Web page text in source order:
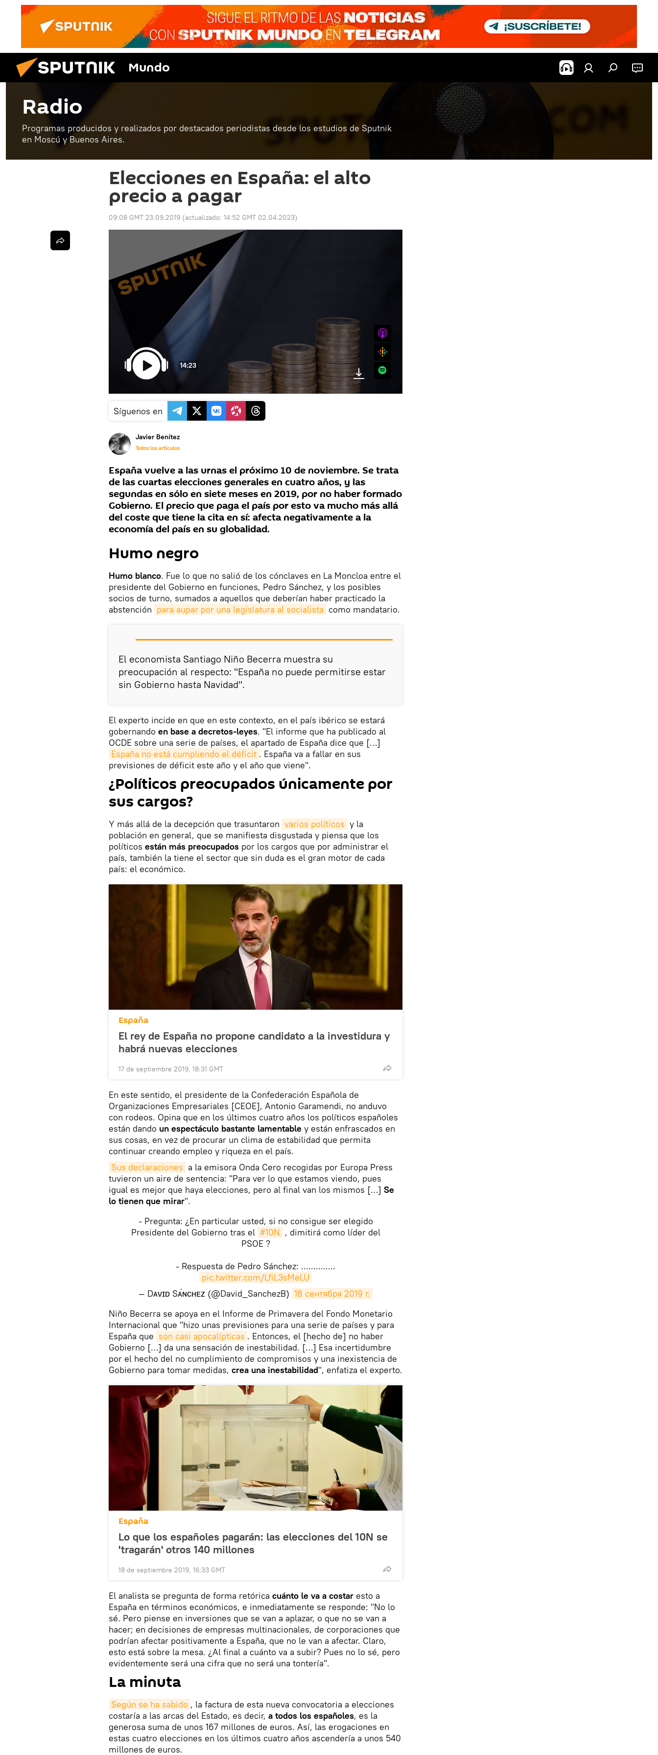
Mundo
Radio
Programas producidos y realizados por destacados periodistas desde los estudios de Sputnik
en Moscú y Buenos Aires.
Elecciones en España: el alto
precio a pagar
09:08 GMT 23.09.2019 (actualizado: 14:52 GMT 02.04.2023)
14:23
iTunes
Google
Spotify
Síguenos en
Javier Benítez
Todos los artículos
España vuelve a las urnas el próximo 10 de noviembre. Se trata
de las cuartas elecciones generales en cuatro años, y las
segundas en sólo en siete meses en 2019, por no haber formado
Gobierno. El precio que paga el país por esto va mucho más allá
del coste que tiene la cita en sí: afecta negativamente a la
economía del país en su globalidad.
Humo negro
Humo blanco. Fue lo que no salió de los cónclaves en La Moncloa entre el
presidente del Gobierno en funciones, Pedro Sánchez, y los posibles
socios de turno, sumados a aquellos que deberían haber practicado la
abstención para aupar por una legislatura al socialista como mandatario.
El economista Santiago Niño Becerra muestra su
preocupación al respecto: "España no puede permitirse estar
sin Gobierno hasta Navidad".
El experto incide en que en este contexto, en el país ibérico se estará
gobernando en base a decretos-leyes. "El informe que ha publicado al
OCDE sobre una serie de países, el apartado de España dice que […]
España no está cumpliendo el déficit . España va a fallar en sus
previsiones de déficit este año y el año que viene".
¿Políticos preocupados únicamente por
sus cargos?
Y más allá de la decepción que trasuntaron varios políticos y la
población en general, que se manifiesta disgustada y piensa que los
políticos están más preocupados por los cargos que por administrar el
país, también la tiene el sector que sin duda es el gran motor de cada
país: el económico.
España
El rey de España no propone candidato a la investidura y
habrá nuevas elecciones
17 de septiembre 2019, 18:31 GMT
En este sentido, el presidente de la Confederación Española de
Organizaciones Empresariales [CEOE], Antonio Garamendi, no anduvo
con rodeos. Opina que en los últimos cuatro años los políticos españoles
están dando un espectáculo bastante lamentable y están enfrascados en
sus cosas, en vez de procurar un clima de estabilidad que permita
continuar creando empleo y riqueza en el país.
Sus declaraciones a la emisora Onda Cero recogidas por Europa Press
tuvieron un aire de sentencia: "Para ver lo que estamos viendo, pues
igual es mejor que haya elecciones, pero al final van los mismos […] Se
lo tienen que mirar".
- Pregunta: ¿En particular usted, si no consigue ser elegido
Presidente del Gobierno tras el #10N , dimitirá como líder del
PSOE ?
- Respuesta de Pedro Sánchez: ..............
pic.twitter.com/LfiL3sMeLU
— Dᴀᴠɪᴅ Sᴀ́ɴᴄʜᴇᴢ (@David_SanchezB) 18 сентября 2019 г.
Niño Becerra se apoya en el Informe de Primavera del Fondo Monetario
Internacional que "hizo unas previsiones para una serie de países y para
España que son casi apocalípticas . Entonces, el [hecho de] no haber
Gobierno […] da una sensación de inestabilidad. […] Esa incertidumbre
por el hecho del no cumplimiento de compromisos y una inexistencia de
Gobierno para tomar medidas, crea una inestabilidad", enfatiza el experto.
España
Lo que los españoles pagarán: las elecciones del 10N se
'tragarán' otros 140 millones
18 de septiembre 2019, 16:33 GMT
El analista se pregunta de forma retórica cuánto le va a costar esto a
España en términos económicos, e inmediatamente se responde: "No lo
sé. Pero piense en inversiones que se van a aplazar, o que no se van a
hacer; en decisiones de empresas multinacionales, de corporaciones que
podrían afectar positivamente a España, que no le van a afectar. Claro,
esto está sobre la mesa. ¿Al final a cuánto va a subir? Pues no lo sé, pero
evidentemente será una cifra que no será una tontería".
La minuta
Según se ha sabido , la factura de esta nueva convocatoria a elecciones
costaría a las arcas del Estado, es decir, a todos los españoles, es la
generosa suma de unos 167 millones de euros. Así, las erogaciones en
estas cuatro elecciones en los últimos cuatro años ascendería a unos 540
millones de euros.